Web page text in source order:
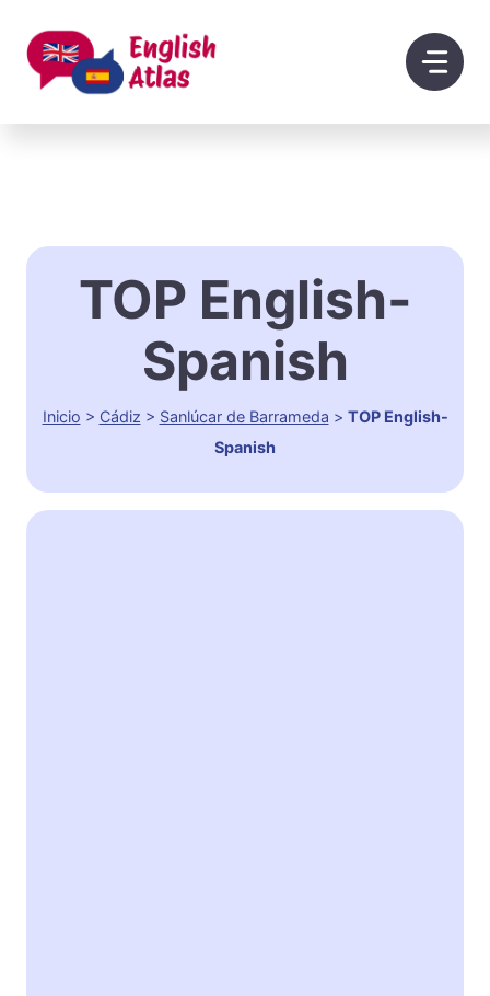
contenido
TOP English-
Spanish
Inicio > Cádiz > Sanlúcar de Barrameda > TOP English-
Spanish